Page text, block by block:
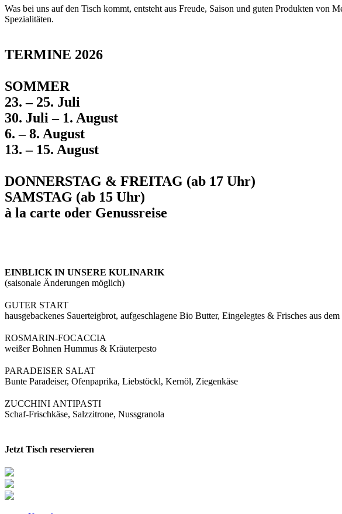
Was bei uns auf den Tisch kommt, entsteht aus Freude, Saison und guten Produkten von
Spezialitäten.
TERMINE 2026
SOMMER
23. – 25. Juli
30. Juli – 1. August
6. – 8. August
13. – 15. August
DONNERSTAG & FREITAG (ab 17 Uhr)
SAMSTAG (ab 15 Uhr)
à la carte oder Genussreise
EINBLICK IN UNSERE KULINARIK
(saisonale Änderungen möglich)
GUTER START
hausgebackenes Sauerteigbrot, aufgeschlagene Bio Butter, Eingelegtes & Frisches aus dem
ROSMARIN-FOCACCIA
weißer Bohnen Hummus & Kräuterpesto
PARADEISER SALAT
Bunte Paradeiser, Ofenpaprika, Liebstöckl, Kernöl, Ziegenkäse
ZUCCHINI ANTIPASTI
Schaf-Frischkäse, Salzzitrone, Nussgranola
Jetzt Tisch reservieren